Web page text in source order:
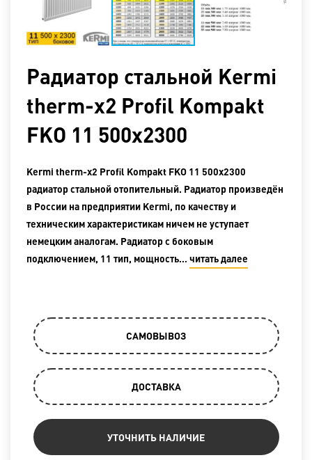
Радиатор стальной Kermi
therm-x2 Profil Kompakt
FKO 11 500x2300
Kermi therm-x2 Profil Kompakt FKO 11 500x2300
радиатор стальной отопительный. Радиатор произведён
в России на предприятии Kermi, по качеству и
техническим характеристикам ничем не уступает
немецким аналогам. Радиатор с боковым
подключением, 11 тип, мощность… читать далее
САМОВЫВОЗ
ДОСТАВКА
УТОЧНИТЬ НАЛИЧИЕ